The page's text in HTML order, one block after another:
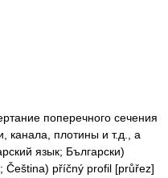
поперечного сечения
канала, плотины и т.д., а
язык; Български)
Čeština) příčný profil [průřez]